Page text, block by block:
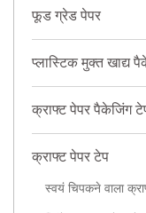
फूड ग्रेड पेपर
प्लास्टिक मुक्त खाद्य
क्राफ्ट पेपर पैकेजिंग
क्राफ्ट पेपर टेप
स्वयं चिपकने वाला